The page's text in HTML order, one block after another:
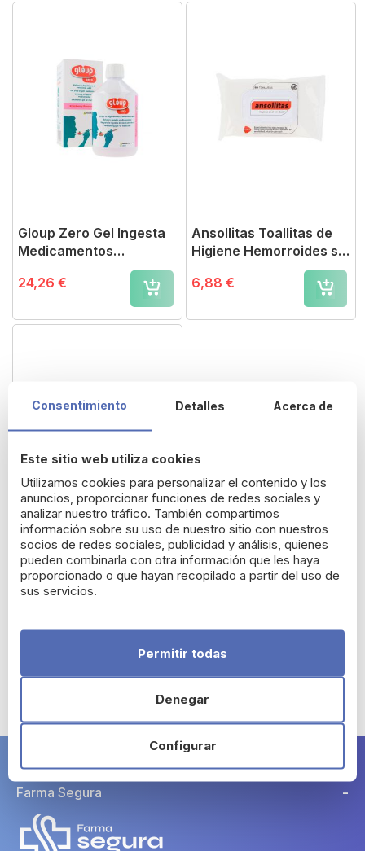
Gloup Zero Gel Ingesta
Medicamentos
24,26 €
Ansollitas Toallitas de
Higiene Hemorroides sin
6,88 €
Proctoial Gel rectal con
aplicador para las
hemorroides
Consentimiento Detalles Acerca de
Este sitio web utiliza cookies
Utilizamos cookies para personalizar el contenido y los
anuncios, proporcionar funciones de redes sociales y
analizar nuestro tráfico. También compartimos
información sobre su uso de nuestro sitio con nuestros
socios de redes sociales, publicidad y análisis, quienes
pueden combinarla con otra información que les haya
proporcionado o que hayan recopilado a partir del uso de
sus servicios.
Configurar
Denegar
Permitir todas
Farma Segura